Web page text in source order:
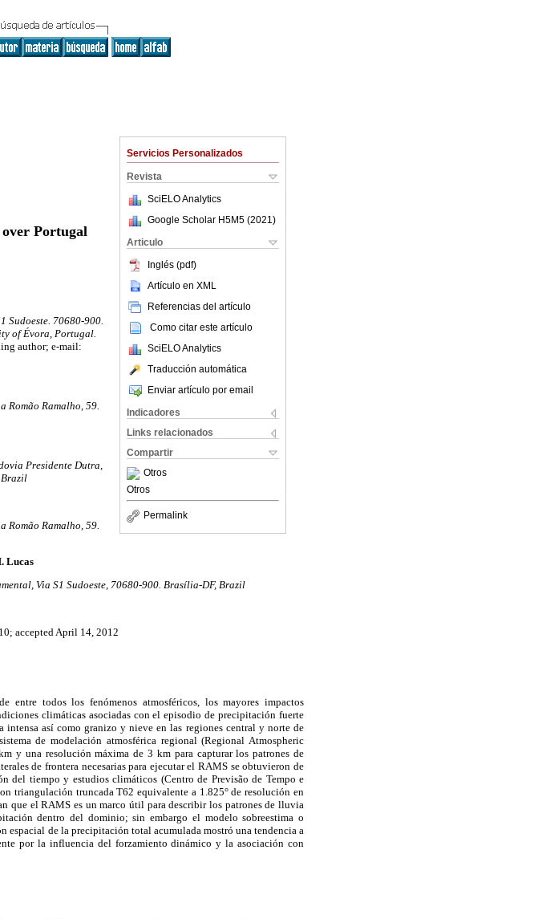
Servicios Personalizados
Revista
SciELO Analytics
Google Scholar H5M5 (2021 )
Articulo
Inglés (pdf)
Artículo en XML
Referencias del artículo
Como citar este artículo
SciELO Analytics
Traducción automática
Enviar artículo por email
Indicadores
Links relacionados
Compartir
Otros
Otros
Permalink
Portugal
70680-900.
of Évora, Portugal.
author; e-mail:
Romão Ramalho,59.
Presidente Dutra,
Romão Ramalho, 59.
Lucas
Via S1 Sudoeste, 70680-900. Brasília-DF, Brazil
accepted April 14, 2012
entre todos los fenómenos atmosféricos, los mayores impactos
climáticas asociadas con el episodio de precipitación fuerte
así como granizo y nieve en las regiones central y norte de
de modelación atmosférica regional (Regional Atmospheric
y una resolución máxima de 3 km para capturar los patrones de
de frontera necesarias para ejecutar el RAMS se obtuvieron de
del tiempo y estudios climáticos (Centro de Previsão de Tempo e
triangulación truncada T62 equivalente a 1.825° de resolución en
que el RAMS es un marco útil para describir los patrones de lluvia
dentro del dominio; sin embargo el modelo sobreestima o
espacial de la precipitación total acumulada mostró una tendencia a
por la influencia del forzamiento dinámico y la asociación con